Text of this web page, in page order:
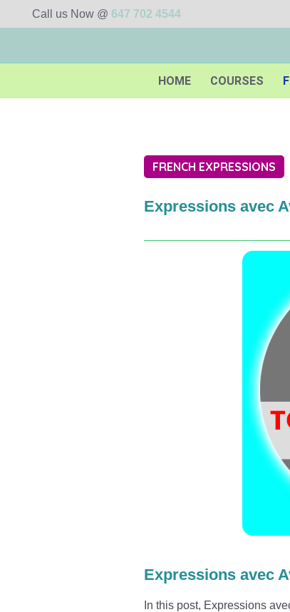
Call us Now @ 647 702 4544
HOME COURSES
FRENCH EXPRESSIONS
Expressions avec
Expressions avec
In this post, Expressions